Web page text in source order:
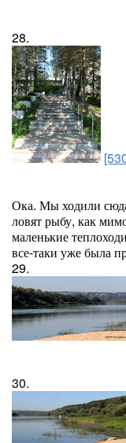
28.
Ока. Мы ходили
ловят рыбу, как
маленькие
все-таки уже была
29.
30.